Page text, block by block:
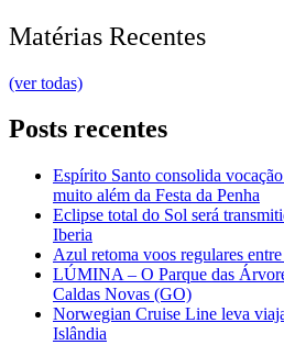
Matérias Recentes
(ver todas)
Posts recentes
Espírito Santo consolida
muito além da Festa da Penha
Eclipse total do Sol será
Iberia
Azul retoma voos regulares
LÚMINA – O Parque das
Caldas Novas (GO)
Norwegian Cruise Line leva
Islândia